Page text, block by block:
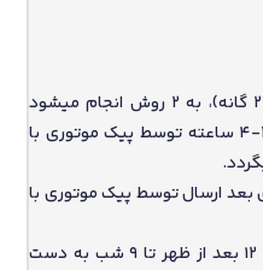
سفارش های شهر تهران (مناطق 22 گانه)، به 2 روش انجام میشود
1)ارسال همان روز معمولا بین بازه 2-4 ساعته توسط پیک موتوری با
کاری بعد ارسال توسط پیک موتوری با
سفارش های استان تهران از ساعت 12 بعد از ظهر تا 9 شب به دست